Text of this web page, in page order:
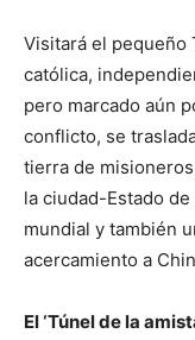
Visitará el pequeño
católica,
pero marcado aún
conflicto, se
tierra de
la ciudad-Estado
mundial y también
acercamiento a
El ‘Túnel de la